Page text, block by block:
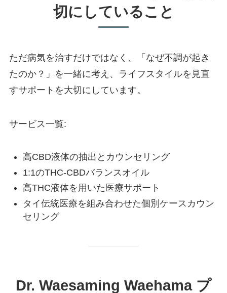
切にしていること
ただ病気を治すだけではなく、「なぜ不調が起き
たのか？」を一緒に考え、ライフスタイルを見直
すサポートを大切にしています。
サービス一覧:
高CBD液体の抽出とカウンセリング
1:1のTHC-CBDバランスオイル
高THC液体を用いた医療サポート
タイ伝統医療を組み合わせた個別ケースカウン
セリング
Dr. Waesaming Waehama プ